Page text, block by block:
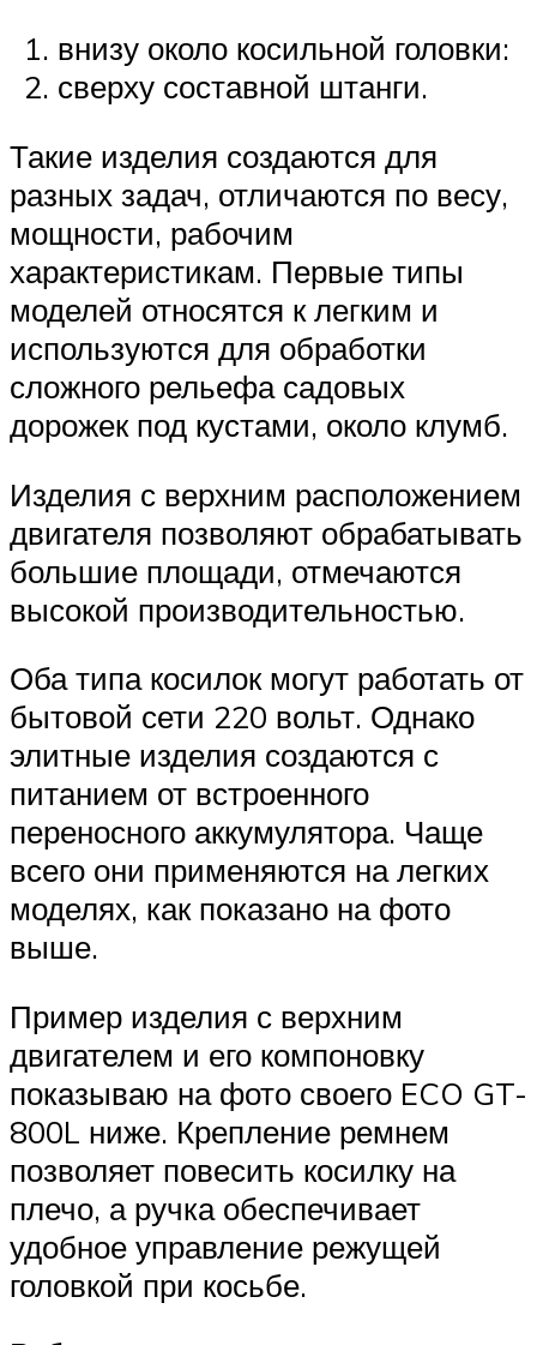
внизу около косильной головки:
сверху составной штанги.
Такие изделия создаются для
разных задач, отличаются по весу,
мощности, рабочим
характеристикам. Первые типы
моделей относятся к легким и
используются для обработки
сложного рельефа садовых
дорожек под кустами, около клумб.
Изделия с верхним расположением
двигателя позволяют обрабатывать
большие площади, отмечаются
высокой производительностью.
Оба типа косилок могут работать от
бытовой сети 220 вольт. Однако
элитные изделия создаются с
питанием от встроенного
переносного аккумулятора. Чаще
всего они применяются на легких
моделях, как показано на фото
выше.
Пример изделия с верхним
двигателем и его компоновку
показываю на фото своего ECO GT-
800L ниже. Крепление ремнем
позволяет повесить косилку на
плечо, а ручка обеспечивает
удобное управление режущей
головкой при косьбе.